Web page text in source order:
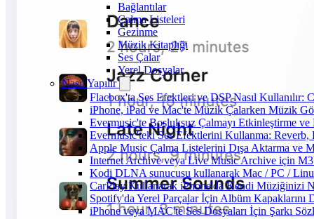
Bağlantılar
Çalma Listeleri
Gezinme
Müzik Kitaplığı
Ses Çalar
Yerel Dosyalar
Nasıl Yapılır
Flacbox'ta Ses Efektleri ve DSP Nasıl Kullanılır:
iPhone, iPad ve Mac'te Müzik Çalarken Müzik
Evermusic'te Boşluksuz Çalmayı Etkinleştirme
Evermusic'teki Ses Efektlerini Kullanma:
Apple Music Çalma Listelerini Dışa Aktarma ve
Internet Archive veya Live Music Archive için
Kodi DLNA sunucusu kullanarak Mac / PC /
CarPlay Kullanarak iPhone'da Kendi Müziğinizi
Spotify'da Yerel Parçalar İçin Albüm Kapaklarını
iPhone veya MAC'te Ses Dosyaları İçin Şarkı